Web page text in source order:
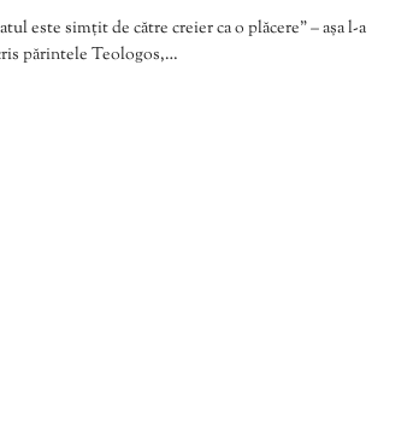
este simțit de către creier ca o plăcere” – așa l-a
părintele Teologos,…